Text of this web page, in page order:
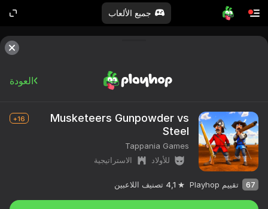
جميع الألعاب
العودة
Musketeers Gunpowder vs
Steel
16+
Tappania Games
للأولاد
الاستراتيجية
67 تقييم Playhop 4,1 تصنيف اللاعبين